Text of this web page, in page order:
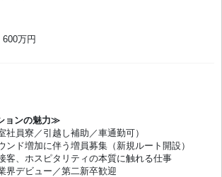
万円
ョンの魅力≫
員寮／引越し補助／車通勤可）
ド増加に伴う増員募集（新規ルート開設）
客、ホスピタリティの本質に触れる仕事
界デビュー／第二新卒歓迎